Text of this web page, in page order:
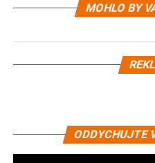
MOHLO BY
ODDYCHUJTE